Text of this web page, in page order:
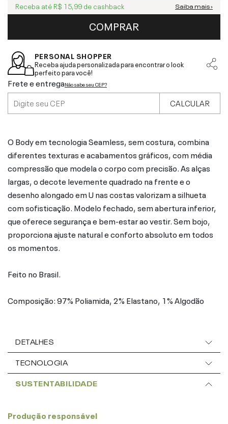
Receba até R$ 15,99 de cashback Saiba mais ›
COMPRAR
PERSONAL SHOPPER
Receba ajuda personalizada para encontrar o look
perfeito para você!
Frete e entregaNão sabe seu CEP?
CALCULAR
O Body em tecnologia Seamless, sem costura, combina
diferentes texturas e acabamentos gráficos, com média
compressão que modela o corpo com precisão. As alças
largas, o decote levemente quadrado na frente e o
desenho alongado em U nas costas valorizam a silhueta
com sofisticação. Modelo fechado, sem abertura inferior,
que oferece segurança e bem-estar ao vestir. Sem bojo,
proporciona ajuste natural e conforto absoluto em todos
os momentos.
Feito no Brasil.
Composição: 97% Poliamida, 2% Elastano, 1% Algodão
DETALHES
TECNOLOGIA
SUSTENTABILIDADE
Produção responsável